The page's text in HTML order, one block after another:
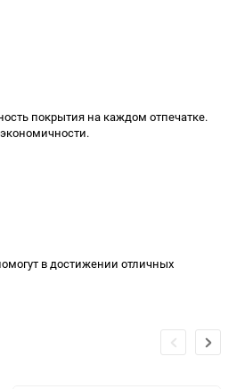
покрытия на каждом отпечатке.
в достижении отличных